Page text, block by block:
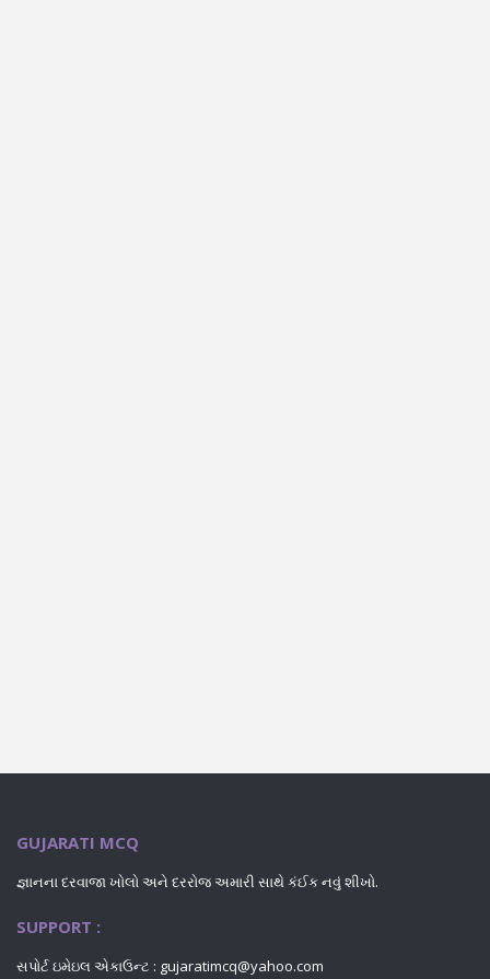
GUJARATI MCQ
જ્ઞાનના દરવાજા ખોલો અને દરરોજ અમારી સાથે કંઈક નવું શીખો.
SUPPORT :
સપોર્ટ ઇમેઇલ એકાઉન્ટ : gujaratimcq@yahoo.com